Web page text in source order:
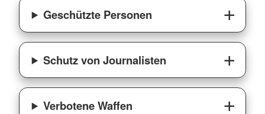
Geschützte Personen
Schutz von Journalisten
Verbotene Waffen